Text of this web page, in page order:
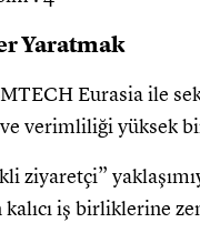
Yaratmak
Eurasia ile
verimliliği yüksek
ziyaretçi”
kalıcı iş birliklerine